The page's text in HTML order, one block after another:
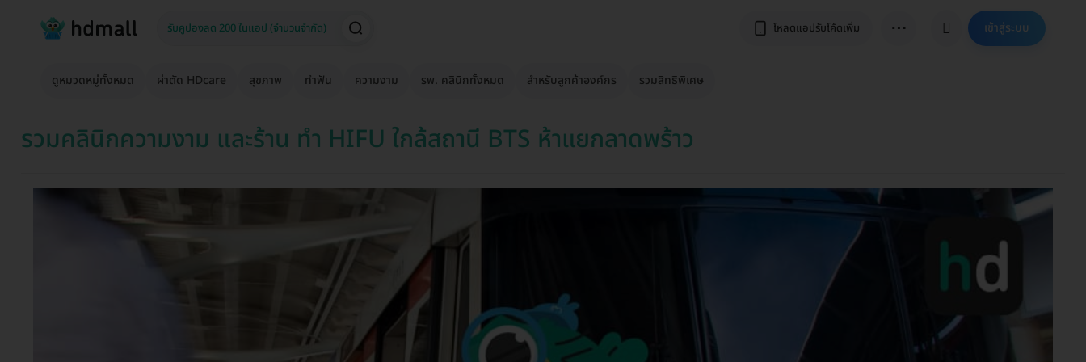
โหลดแอปรับโค้ดเพิ่ม ⋯ เข้าสู่ระบบ
ดูหมวดหมู่ทั้งหมด ผ่าตัด HDcare สุขภาพ ทำฟัน ความงาม รพ. คลินิกทั้งหมด สำหรับลูกค้าองค์กร รวมสิทธิพิเศษ
รวมคลินิกความงาม และร้าน ทำ HIFU ใกล้สถานี BTS ห้าแยกลาดพร้าว